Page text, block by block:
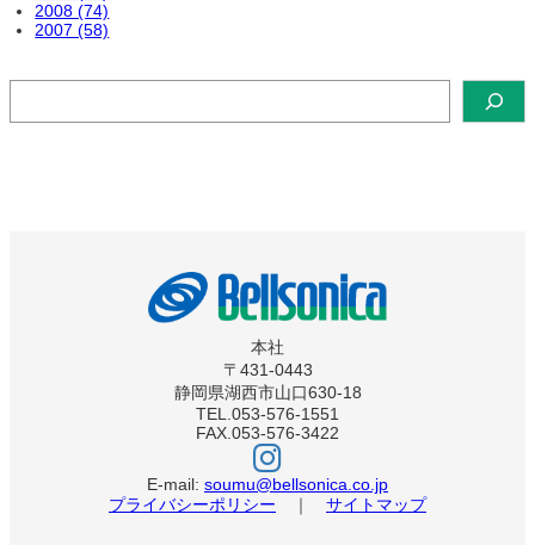
2008 (74)
2007 (58)
本社
〒431-0443
静岡県湖西市山口630-18
TEL.053-576-1551
FAX.053-576-3422
ベ
ル
ソ
ニ
カ
E-mail: soumu@bellsonica.co.jp
プライバシーポリシー ｜ サイトマップ